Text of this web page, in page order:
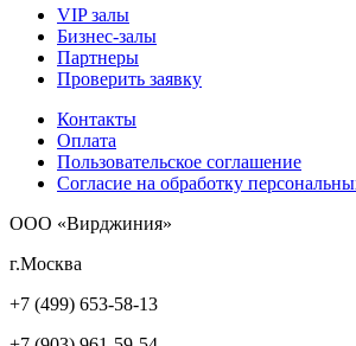
VIP залы
Бизнес-залы
Партнеры
Проверить заявку
Контакты
Оплата
Пользовательское соглашение
Согласие на обработку
ООО «Вирджиния»
г.Москва
+7 (499) 653-58-13